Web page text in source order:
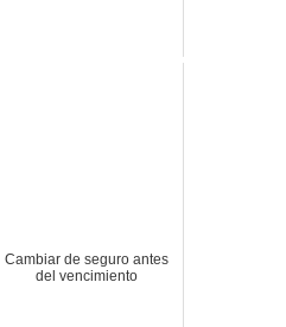
Cambiar de seguro antes
del vencimiento